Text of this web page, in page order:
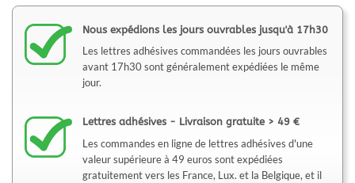
Nous expédions les jours ouvrables jusqu'à 17h30
Les lettres adhésives commandées les jours ouvrables
avant 17h30 sont généralement expédiées le même
jour.
Lettres adhésives - Livraison gratuite > 49 €
Les commandes en ligne de lettres adhésives d'une
valeur supérieure à 49 euros sont expédiées
gratuitement vers les France, Lux. et la Belgique, et il